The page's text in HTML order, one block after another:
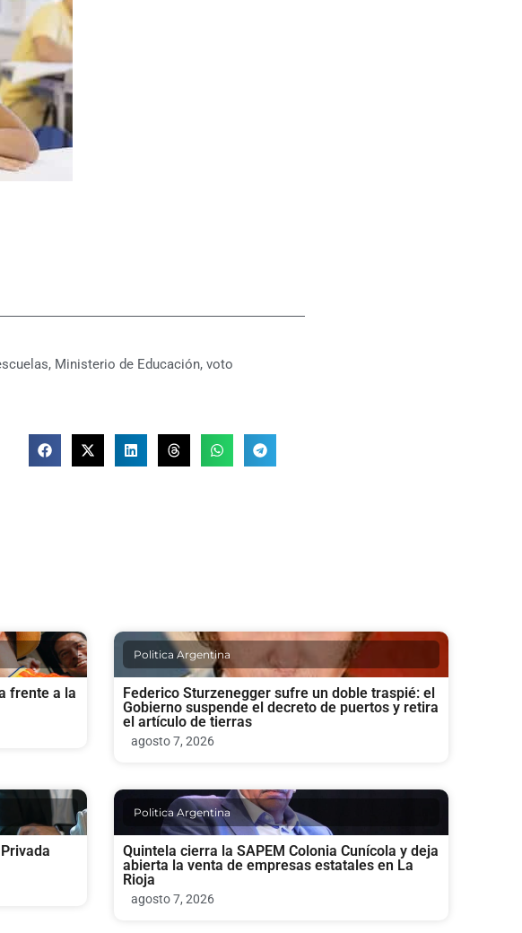
, Ministerio de Educación, voto
frente a la
Politica Argentina
Federico Sturzenegger sufre un doble traspié: el
Gobierno suspende el decreto de puertos y retira
el artículo de tierras
agosto 7, 2026
Politica Argentina
Quintela cierra la SAPEM Colonia Cunícola y deja
abierta la venta de empresas estatales en La
Rioja
agosto 7, 2026